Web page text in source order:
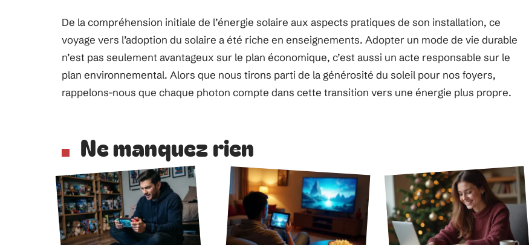
De la compréhension initiale de l’énergie solaire aux aspects pratiques de son installation, ce
voyage vers l’adoption du solaire a été riche en enseignements. Adopter un mode de vie durable
n’est pas seulement avantageux sur le plan économique, c’est aussi un acte responsable sur le
plan environnemental. Alors que nous tirons parti de la générosité du soleil pour nos foyers,
rappelons-nous que chaque photon compte dans cette transition vers une énergie plus propre.
Ne manquez rien